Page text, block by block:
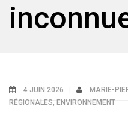
4 JUIN 2026 MARIE-
RÉGIONALES, ENVIRONNEMENT